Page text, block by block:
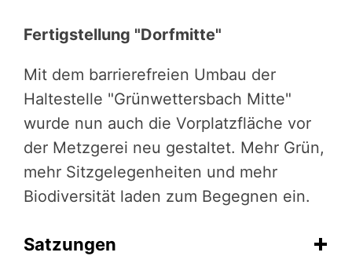
Fertigstellung "Dorfmitte"
Mit dem barrierefreien Umbau der
Haltestelle "Grünwettersbach Mitte"
wurde nun auch die Vorplatzfläche vor
der Metzgerei neu gestaltet. Mehr Grün,
mehr Sitzgelegenheiten und mehr
Biodiversität laden zum Begegnen ein.
Satzungen